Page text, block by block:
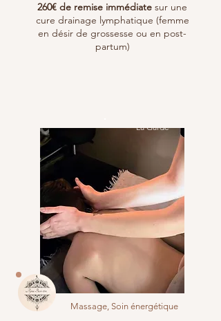
260€ de remise immédiate sur une
cure drainage lymphatique (femme
en désir de grossesse ou en post-
partum)
Massage, Soin énergétique
La Garde